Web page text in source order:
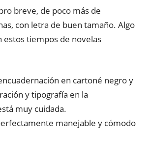
breve, de poco más de
con letra de buen tamaño. Algo
estos tiempos de novelas
en cartoné negro y
y tipografía en la
muy cuidada.
manejable y cómodo